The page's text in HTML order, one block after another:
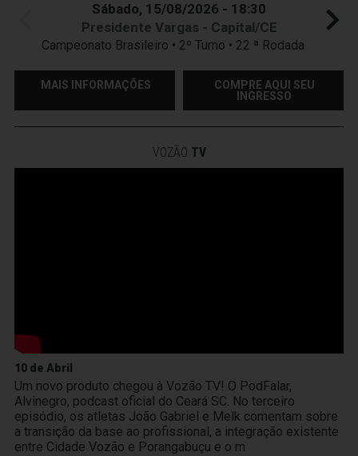
Sábado, 15/08/2026 - 18:30
Presidente Vargas - Capital/CE
Campeonato Brasileiro • 2º Turno • 22 ª Rodada
MAIS INFORMAÇÕES
COMPRE AQUI SEU
INGRESSO
VOZÃO TV
10 de Abril
Um novo produto chegou à Vozão TV! O PodFalar,
Alvinegro, podcast oficial do Ceará SC. No terceiro
episódio, os atletas João Gabriel e Melk comentam sobre
a transição da base ao profissional, a integração existente
entre Cidade Vozão e Porangabuçu e o m